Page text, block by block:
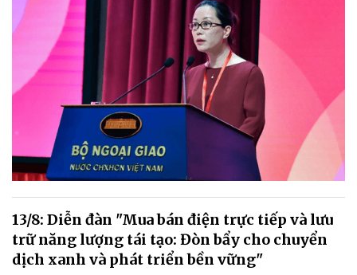
13/8: Diễn đàn "Mua bán điện trực tiếp và lưu
trữ năng lượng tái tạo: Đòn bẩy cho chuyển
dịch xanh và phát triển bền vững"